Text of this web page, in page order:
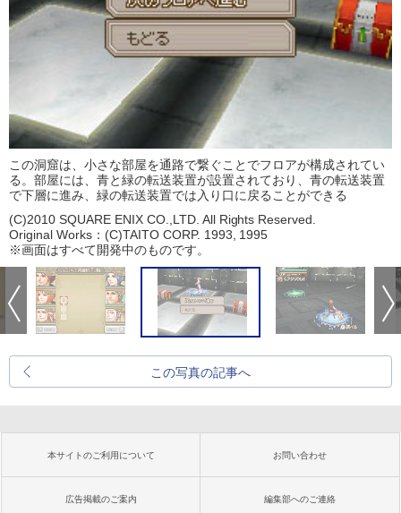
この洞窟は、小さな部屋を通路で繋ぐことでフロアが構成されてい
る。部屋には、青と緑の転送装置が設置されており、青の転送装置
で下層に進み、緑の転送装置では入り口に戻ることができる
(C)2010 SQUARE ENIX CO.,LTD. All Rights Reserved.
Original Works：(C)TAITO CORP. 1993, 1995
※画面はすべて開発中のものです。
この写真の記事へ
本サイトのご利用について お問い合わせ
広告掲載のご案内 編集部へのご連絡